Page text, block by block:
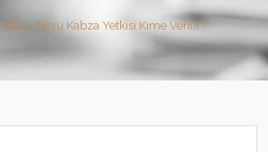
Etiket: Ahzu Kabza Yetkisi Kime Verilir?